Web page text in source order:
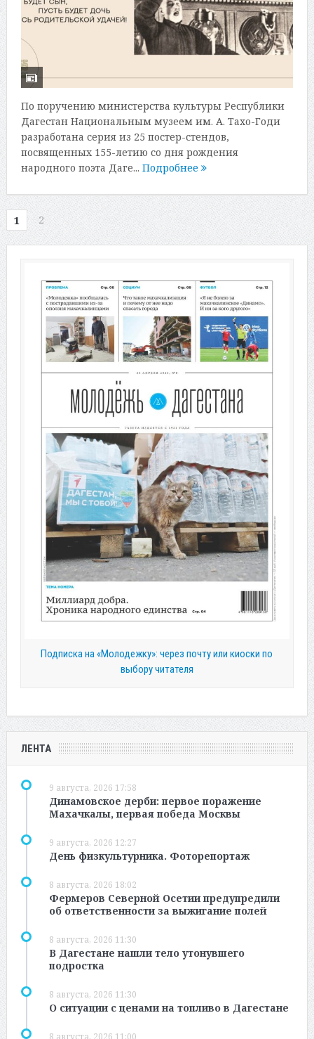
По поручению министерства культуры Республики
Дагестан Национальным музеем им. А. Тахо-Годи
разработана серия из 25 постер-стендов,
посвященных 155-летию со дня рождения
народного поэта Даге... Подробнее
1 2
Подписка на «Молодежку»: через почту или киоски по
выбору читателя
ЛЕНТА
9 августа, 2026 17:58
Динамовское дерби: первое поражение
Махачкалы, первая победа Москвы
9 августа, 2026 12:27
День физкультурника. Фоторепортаж
8 августа, 2026 18:02
Фермеров Северной Осетии предупредили
об ответственности за выжигание полей
8 августа, 2026 11:30
В Дагестане нашли тело утонувшего
подростка
8 августа, 2026 11:30
О ситуации с ценами на топливо в Дагестане
8 августа, 2026 11:00